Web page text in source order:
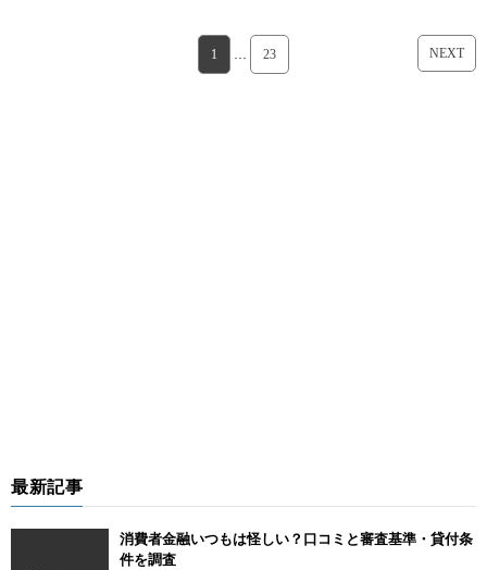
1 … 23 NEXT
最新記事
消費者金融いつもは怪しい？口コミと審査基準・貸付条
件を調査